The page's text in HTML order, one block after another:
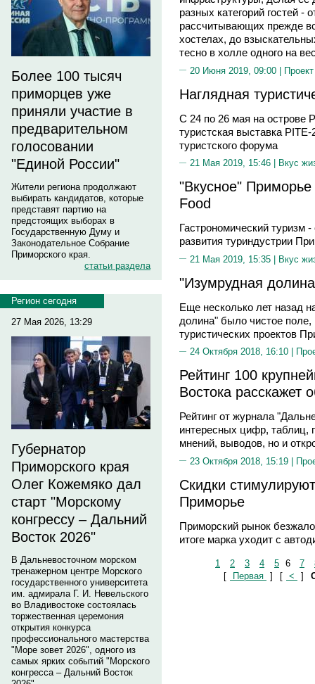
Более 100 тысяч
приморцев уже
приняли участие в
предварительном
голосовании
"Единой России"
Жители региона продолжают
выбирать кандидатов, которые
представят партию на
предстоящих выборах в
Государственную Думу и
Законодательное Собрание
Приморского края.
статьи раздела
Регион сегодня
27 Мая 2026, 13:29
Губернатор
Приморского края
Олег Кожемяко дал
старт "Морскому
конгрессу – Дальний
Восток 2026"
В Дальневосточном морском
тренажерном центре Морского
государственного университета
им. адмирала Г. И. Невельского
во Владивостоке состоялась
торжественная церемония
открытия конкурса
профессионального мастерства
"Море зовет 2026", одного из
самых ярких событий "Морского
конгресса – Дальний Восток
разных категорий гостей -
рассчитывающих прежде
хостелах, до
тесно в холле одного на
20 Июня 2019, 09:00 |
Наглядная
С 24 по 26 мая на острове
туристская выставка
туристского форума
21 Мая 2019, 15:46 | Вкус
"Вкусное" Приморье
Food
Гастрономический туризм
развития туриндустрии
21 Мая 2019, 15:35 | Вкус
"Изумрудная
Еще несколько лет назад
долина" было чистое поле,
туристических проектов
24 Октября 2018, 16:10 |
Рейтинг 100
Востока расскажет
Рейтинг от журнала
интересных цифр, таблиц,
мнений, выводов, но и
23 Октября 2018, 15:19 |
Скидки
Приморье
Приморский рынок
итоге марка уходит с
1 2 3 4 5 6 7
[
Первая ] [ < ]